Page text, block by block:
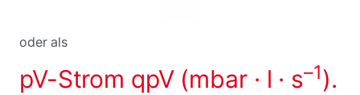
oder als
pV-Strom qpV (mbar · l · s–1).